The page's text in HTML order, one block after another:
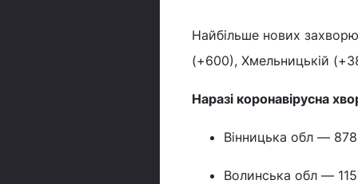
Найбільше нових
(+600), Хмельницькій
Наразі коронавірусна
Вінницька обл —
Волинська обл —